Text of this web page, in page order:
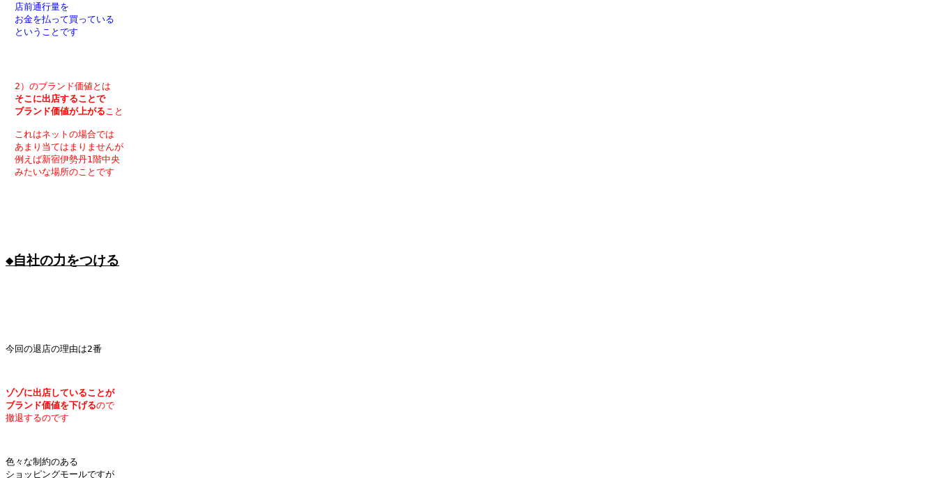
店前通行量を
お金を払って買っている
ということです
2）のブランド価値とは
そこに出店することで
ブランド価値が上がる こと
これはネットの場合では
あまり当てはまりませんが
例えば新宿伊勢丹1階中央
みたいな場所のことです
◆自社の力をつける
今回の退店の理由は2番
ゾゾに出店していることが
ブランド価値を下げるので
撤退するのです
色々な制約のある
ショッピングモールですが